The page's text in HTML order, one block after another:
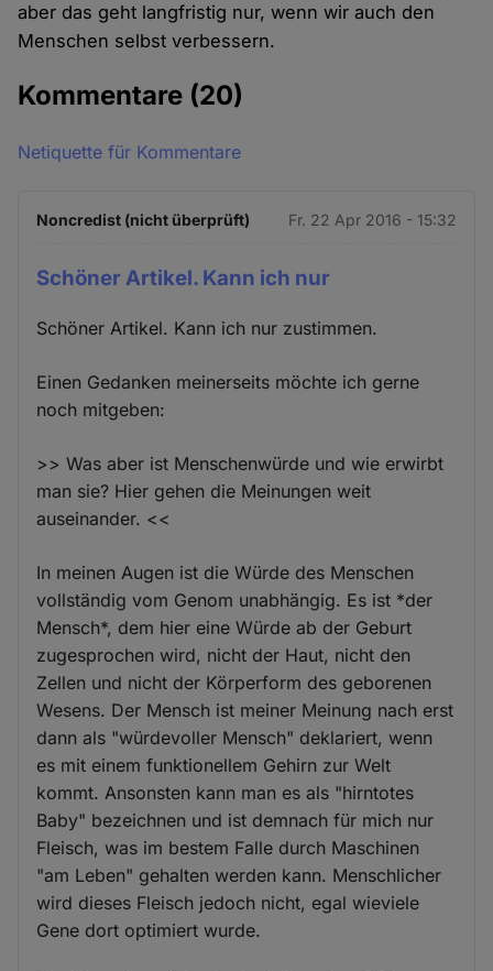
aber das geht langfristig nur, wenn wir auch den
Menschen selbst verbessern.
Kommentare (20)
Netiquette für Kommentare
Noncredist (nicht überprüft) Fr. 22 Apr 2016 - 15:32
Schöner Artikel. Kann ich nur
Schöner Artikel. Kann ich nur zustimmen.
Einen Gedanken meinerseits möchte ich gerne
noch mitgeben:
>> Was aber ist Menschenwürde und wie erwirbt
man sie? Hier gehen die Meinungen weit
auseinander. <<
In meinen Augen ist die Würde des Menschen
vollständig vom Genom unabhängig. Es ist *der
Mensch*, dem hier eine Würde ab der Geburt
zugesprochen wird, nicht der Haut, nicht den
Zellen und nicht der Körperform des geborenen
Wesens. Der Mensch ist meiner Meinung nach erst
dann als "würdevoller Mensch" deklariert, wenn
es mit einem funktionellem Gehirn zur Welt
kommt. Ansonsten kann man es als "hirntotes
Baby" bezeichnen und ist demnach für mich nur
Fleisch, was im bestem Falle durch Maschinen
"am Leben" gehalten werden kann. Menschlicher
wird dieses Fleisch jedoch nicht, egal wieviele
Gene dort optimiert wurde.